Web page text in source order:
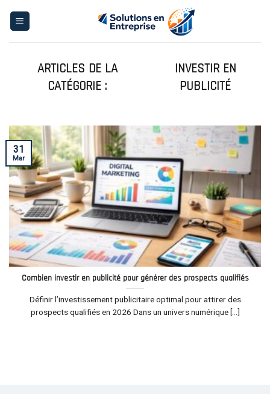
INVESTIR EN
PUBLICITÉ
Combien investir en publicité pour générer des prospects qualifiés
Définir l’investissement publicitaire optimal pour attirer des
prospects qualifiés en 2026 Dans un univers numérique [...]
31
Mar